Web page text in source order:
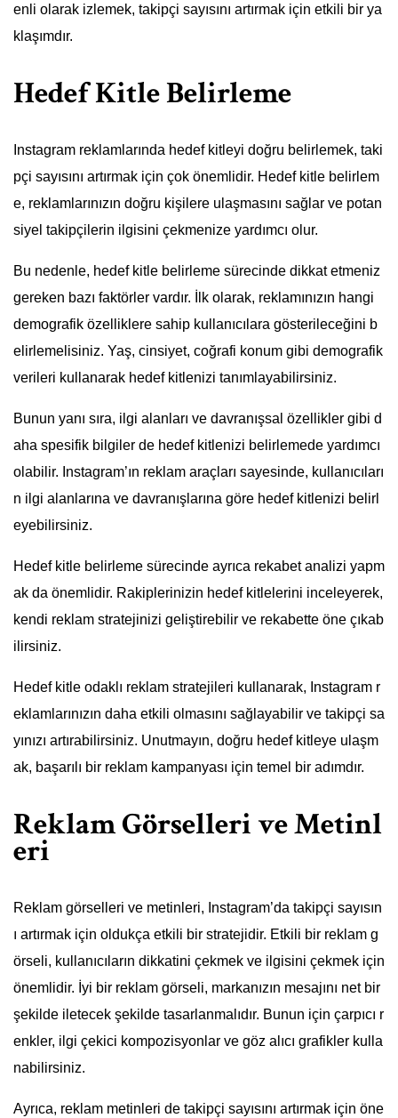
enli olarak izlemek, takipçi sayısını artırmak için etkili bir ya
klaşımdır.
Hedef Kitle Belirleme
Instagram reklamlarında hedef kitleyi doğru belirlemek, taki
pçi sayısını artırmak için çok önemlidir. Hedef kitle belirlem
e, reklamlarınızın doğru kişilere ulaşmasını sağlar ve potan
siyel takipçilerin ilgisini çekmenize yardımcı olur.
Bu nedenle, hedef kitle belirleme sürecinde dikkat etmeniz
gereken bazı faktörler vardır. İlk olarak, reklamınızın hangi
demografik özelliklere sahip kullanıcılara gösterileceğini b
elirlemelisiniz. Yaş, cinsiyet, coğrafi konum gibi demografik
verileri kullanarak hedef kitlenizi tanımlayabilirsiniz.
Bunun yanı sıra, ilgi alanları ve davranışsal özellikler gibi d
aha spesifik bilgiler de hedef kitlenizi belirlemede yardımcı
olabilir. Instagram’ın reklam araçları sayesinde, kullanıcıları
n ilgi alanlarına ve davranışlarına göre hedef kitlenizi belirl
eyebilirsiniz.
Hedef kitle belirleme sürecinde ayrıca rekabet analizi yapm
ak da önemlidir. Rakiplerinizin hedef kitlelerini inceleyerek,
kendi reklam stratejinizi geliştirebilir ve rekabette öne çıkab
ilirsiniz.
Hedef kitle odaklı reklam stratejileri kullanarak, Instagram r
eklamlarınızın daha etkili olmasını sağlayabilir ve takipçi sa
yınızı artırabilirsiniz. Unutmayın, doğru hedef kitleye ulaşm
ak, başarılı bir reklam kampanyası için temel bir adımdır.
Reklam Görselleri ve Metinl
eri
Reklam görselleri ve metinleri, Instagram’da takipçi sayısın
ı artırmak için oldukça etkili bir stratejidir. Etkili bir reklam g
örseli, kullanıcıların dikkatini çekmek ve ilgisini çekmek için
önemlidir. İyi bir reklam görseli, markanızın mesajını net bir
şekilde iletecek şekilde tasarlanmalıdır. Bunun için çarpıcı r
enkler, ilgi çekici kompozisyonlar ve göz alıcı grafikler kulla
nabilirsiniz.
Ayrıca, reklam metinleri de takipçi sayısını artırmak için öne